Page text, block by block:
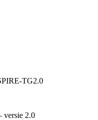
TG2.0
versie 2.0